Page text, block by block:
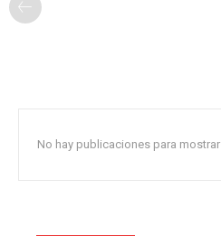
No hay publicaciones para mostrar